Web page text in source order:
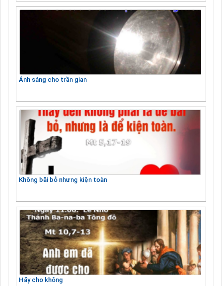
Ánh sáng cho trần gian
Không bãi bỏ nhưng kiện toàn
Hãy cho không